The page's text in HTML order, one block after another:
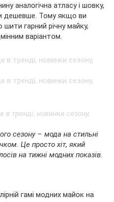
аналогічна атласу і шовку,
дешевше. Тому якщо ви
шити гарний річну майку,
варіантом.
сезону – мода на стильні
Це просто хіт, який
на тижні модних показів.
гамі модних майок на